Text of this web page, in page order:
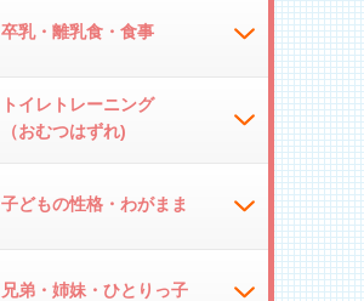
卒乳・離乳食・食事
トイレトレーニング
（おむつはずれ)
子どもの性格・わがまま
兄弟・姉妹・ひとりっ子